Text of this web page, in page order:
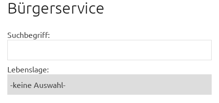
Bürgerservice
Suchbegriff:
Lebenslage: